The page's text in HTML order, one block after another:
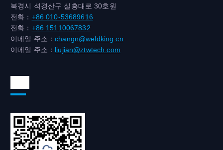
북경시 석경산구 실흥대로 30호원
전화： +86 010-53689616
전화： +86 15110067832
이메일 주소：changn@weldking.cn
이메일 주소： liujian@ztwtech.com